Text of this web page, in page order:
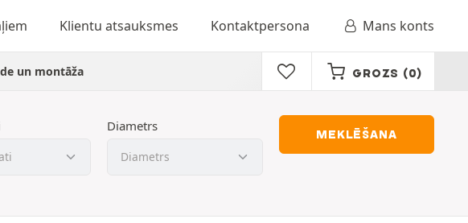
Klientu atsauksmes Kontaktpersona Mans konts
un montāža GROZS (0)
Diametrs
MEKLĒŠANA